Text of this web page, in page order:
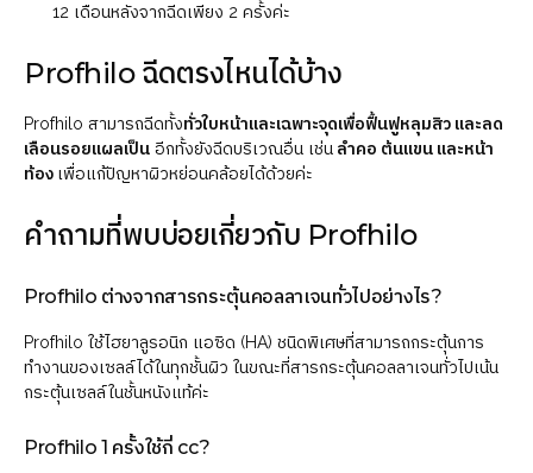
12 เดือนหลังจากฉีดเพียง 2 ครั้งค่ะ
Profhilo ฉีดตรงไหนได้บ้าง
Profhilo สามารถฉีดทั้งทั่วใบหน้าและเฉพาะจุดเพื่อฟื้นฟูหลุมสิว และลด
เลือนรอยแผลเป็น อีกทั้งยังฉีดบริเวณอื่น เช่น ลำคอ ต้นแขน และหน้า
ท้อง เพื่อแก้ปัญหาผิวหย่อนคล้อยได้ด้วยค่ะ
คำถามที่พบบ่อยเกี่ยวกับ Profhilo
Profhilo ต่างจากสารกระตุ้นคอลลาเจนทั่วไปอย่างไร?
Profhilo ใช้ไฮยาลูรอนิก แอซิด (HA) ชนิดพิเศษที่สามารถกระตุ้นการ
ทำงานของเซลล์ได้ในทุกชั้นผิว ในขณะที่สารกระตุ้นคอลลาเจนทั่วไปเน้น
กระตุ้นเซลล์ในชั้นหนังแท้ค่ะ
Profhilo 1 ครั้งใช้กี่ cc?